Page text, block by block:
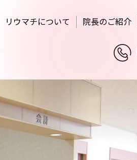
リウマチについて 院長のご紹介